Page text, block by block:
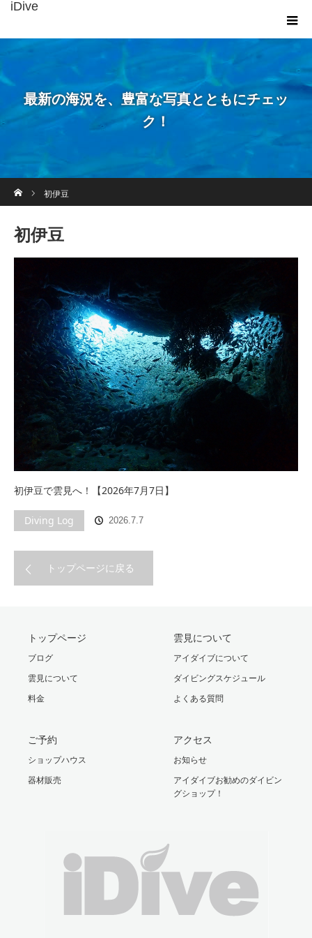
iDive
最新の海況を、豊富な写真とともにチェッ
ク！
初伊豆
初伊豆
初伊豆で雲見へ！【2026年7月7日】
Diving Log 2026.7.7
トップページに戻る
トップページ
ブログ
雲見について
料金
雲見について
アイダイブについて
ダイビングスケジュール
よくある質問
ご予約
ショップハウス
器材販売
アクセス
お知らせ
アイダイブお勧めのダイビン
グショップ！